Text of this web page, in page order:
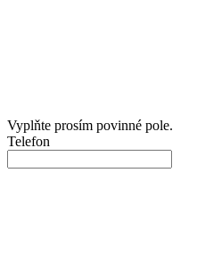
Vyplňte prosím povinné pole.
Telefon